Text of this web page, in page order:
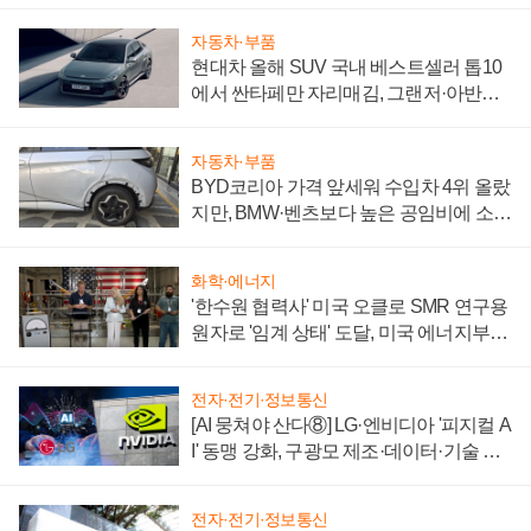
자동차·부품
현대차 올해 SUV 국내 베스트셀러 톱10
에서 싼타페만 자리매김, 그랜저·아반떼
자동차·부품
BYD코리아 가격 앞세워 수입차 4위 올랐
지만, BMW·벤츠보다 높은 공임비에 소비
화학·에너지
'한수원 협력사' 미국 오클로 SMR 연구용
원자로 '임계 상태' 도달, 미국 에너지부
전자·전기·정보통신
[AI 뭉쳐야 산다⑧] LG·엔비디아 '피지컬 A
I' 동맹 강화, 구광모 제조·데이터·기술 결
전자·전기·정보통신